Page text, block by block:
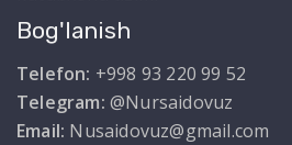
Bog'lanish
Telefon: +998 93 220 99 52
Telegram: @Nursaidovuz
Email: Nusaidovuz@gmail.com